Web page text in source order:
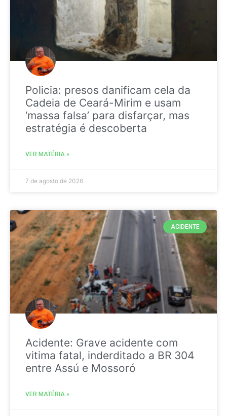
Policia: presos danificam cela da
Cadeia de Ceará-Mirim e usam
‘massa falsa’ para disfarçar, mas
estratégia é descoberta
VER MATÉRIA »
7 de agosto de 2026
ACIDENTE
Acidente: Grave acidente com
vitima fatal, inderditado a BR 304
entre Assú e Mossoró
VER MATÉRIA »